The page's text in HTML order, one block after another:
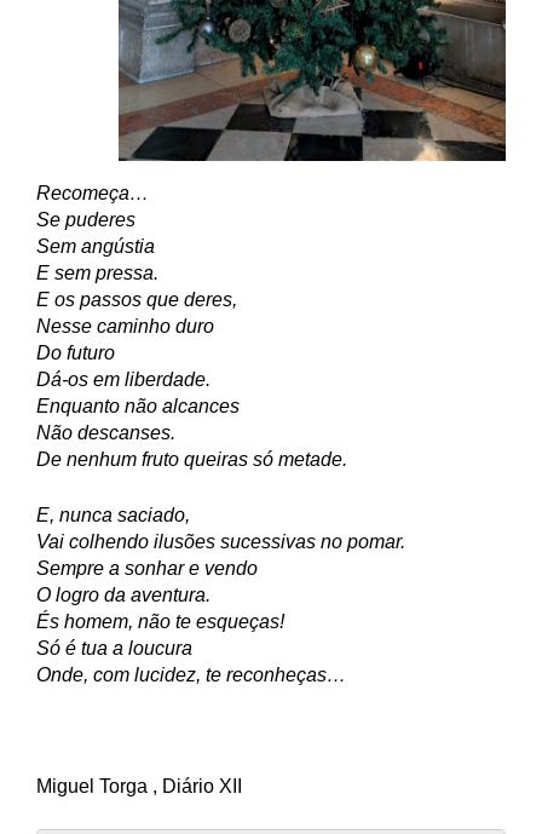
Recomeça…
Se puderes
Sem angústia
E sem pressa.
E os passos que deres,
Nesse caminho duro
Do futuro
Dá-os em liberdade.
Enquanto não alcances
Não descanses.
De nenhum fruto queiras só metade.
E, nunca saciado,
Vai colhendo ilusões sucessivas no pomar.
Sempre a sonhar e vendo
O logro da aventura.
És homem, não te esqueças!
Só é tua a loucura
Onde, com lucidez, te reconheças…
Miguel Torga , Diário XII